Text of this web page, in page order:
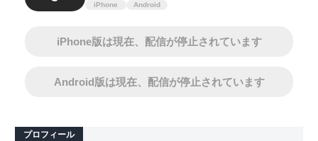
iPhone Android
iPhone版は現在、配信が停止されています
Android版は現在、配信が停止されています
プロフィール